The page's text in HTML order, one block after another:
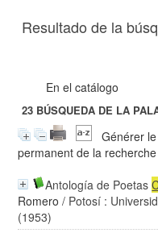
Resultado de la
En el catálogo
23 BÚSQUEDA DE LA
Générer
permanent de la recherche
Antología de Poetas
Romero / Potosí :
(1953)